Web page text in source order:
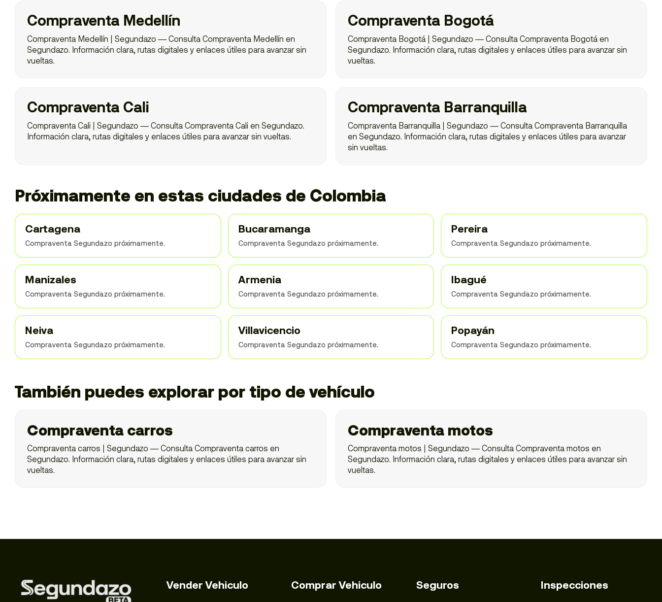
Compraventa Medellín
Compraventa Medellín | Segundazo — Consulta Compraventa Medellín en
Segundazo. Información clara, rutas digitales y enlaces útiles para avanzar sin
vueltas.
Compraventa Bogotá
Compraventa Bogotá | Segundazo — Consulta Compraventa Bogotá en
Segundazo. Información clara, rutas digitales y enlaces útiles para avanzar sin
vueltas.
Compraventa Cali
Compraventa Cali | Segundazo — Consulta Compraventa Cali en Segundazo.
Información clara, rutas digitales y enlaces útiles para avanzar sin vueltas.
Compraventa Barranquilla
Compraventa Barranquilla | Segundazo — Consulta Compraventa Barranquilla
en Segundazo. Información clara, rutas digitales y enlaces útiles para avanzar
sin vueltas.
Próximamente en estas ciudades de Colombia
Cartagena
Compraventa Segundazo próximamente.
Bucaramanga
Compraventa Segundazo próximamente.
Pereira
Compraventa Segundazo próximamente.
Manizales
Compraventa Segundazo próximamente.
Armenia
Compraventa Segundazo próximamente.
Ibagué
Compraventa Segundazo próximamente.
Neiva
Compraventa Segundazo próximamente.
Villavicencio
Compraventa Segundazo próximamente.
Popayán
Compraventa Segundazo próximamente.
También puedes explorar por tipo de vehículo
Compraventa carros
Compraventa carros | Segundazo — Consulta Compraventa carros en
Segundazo. Información clara, rutas digitales y enlaces útiles para avanzar sin
vueltas.
Compraventa motos
Compraventa motos | Segundazo — Consulta Compraventa motos en
Segundazo. Información clara, rutas digitales y enlaces útiles para avanzar sin
vueltas.
Vender Vehiculo Comprar Vehiculo Seguros Inspecciones